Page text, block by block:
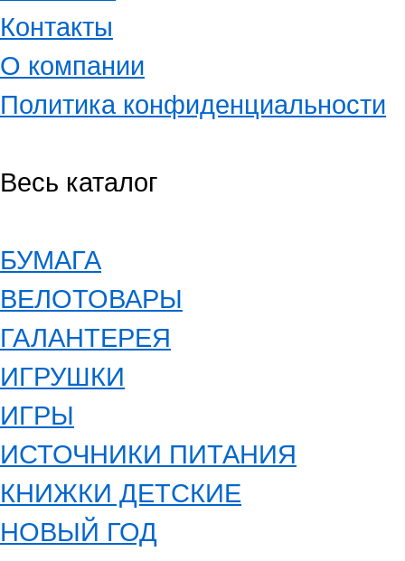
Контакты
О компании
Политика конфиденциальности
Весь каталог
БУМАГА
ВЕЛОТОВАРЫ
ГАЛАНТЕРЕЯ
ИГРУШКИ
ИГРЫ
ИСТОЧНИКИ ПИТАНИЯ
КНИЖКИ ДЕТСКИЕ
НОВЫЙ ГОД